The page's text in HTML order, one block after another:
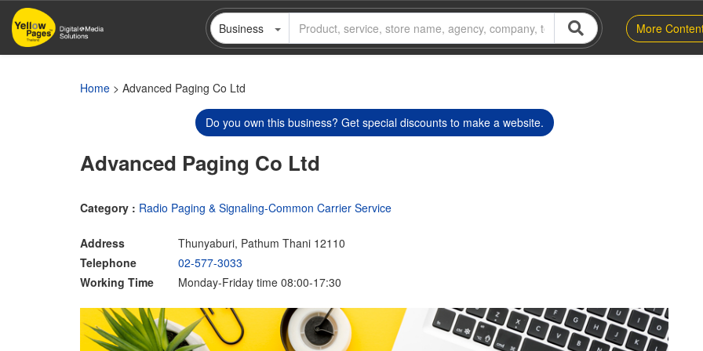
Skip
main
Business More
Home > Advanced Paging Co Ltd
Do you own this business? Get special discounts to make a website.
Advanced Paging Co Ltd
Category : Radio Paging & Signaling-Common Carrier Service
Address
Thunyaburi, Pathum Thani 12110
Telephone
02-577-3033
Working Time
Monday-Friday time 08:00-17:30